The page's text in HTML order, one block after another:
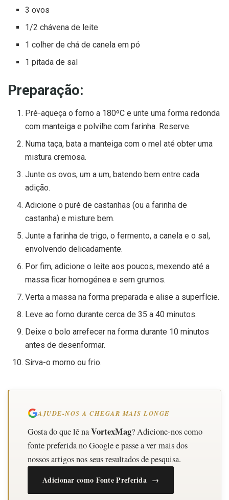
3 ovos
1/2 chávena de leite
1 colher de chá de canela em pó
1 pitada de sal
Preparação:
Pré-aqueça o forno a 180ºC e unte uma forma redonda
com manteiga e polvilhe com farinha. Reserve.
Numa taça, bata a manteiga com o mel até obter uma
mistura cremosa.
Junte os ovos, um a um, batendo bem entre cada
adição.
Adicione o puré de castanhas (ou a farinha de
castanha) e misture bem.
Junte a farinha de trigo, o fermento, a canela e o sal,
envolvendo delicadamente.
Por fim, adicione o leite aos poucos, mexendo até a
massa ficar homogénea e sem grumos.
Verta a massa na forma preparada e alise a superfície.
Leve ao forno durante cerca de 35 a 40 minutos.
Deixe o bolo arrefecer na forma durante 10 minutos
antes de desenformar.
Sirva-o morno ou frio.
AJUDE-NOS A CHEGAR MAIS LONGE
Gosta do que lê naVortexMag? Adicione-nos como
fonte preferida no Google e passe a ver mais dos
nossos artigos nos seus resultados de pesquisa.
Adicionar como Fonte Preferida →